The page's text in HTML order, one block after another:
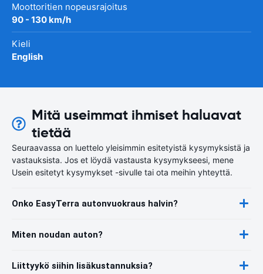
Moottoritien nopeusrajoitus
90 - 130 km/h
Kieli
English
Mitä useimmat ihmiset haluavat
tietää
Seuraavassa on luettelo yleisimmin esitetyistä kysymyksistä ja
vastauksista. Jos et löydä vastausta kysymykseesi, mene
Usein esitetyt kysymykset -sivulle tai ota meihin yhteyttä.
Onko EasyTerra autonvuokraus halvin?
Miten noudan auton?
Liittyykö siihin lisäkustannuksia?